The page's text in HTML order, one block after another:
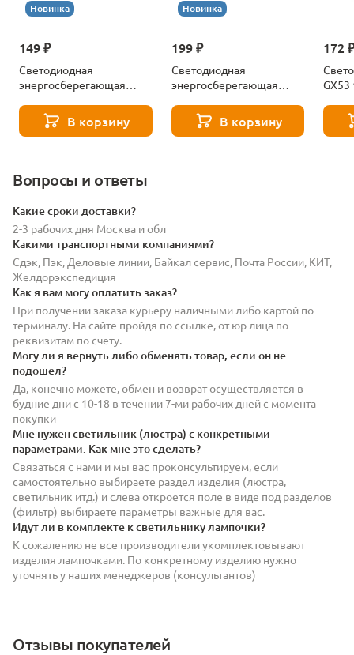
Новинка
149 ₽
Светодиодная
энергосберегающая
4000K Lightstar 943084-
XS
В корзину
Новинка
199 ₽
Светодиодная
энергосберегающая
4000K Lightstar 943124-
XS
В корзину
172
GX53
Вопросы и ответы
Какие сроки доставки?
2-3 рабочих дня Москва и обл
Какими транспортными компаниями?
Сдэк, Пэк, Деловые линии, Байкал сервис, Почта России, КИТ,
Желдорэкспедиция
Как я вам могу оплатить заказ?
При получении заказа курьеру наличными либо картой по
терминалу. На сайте пройдя по ссылке, от юр лица по
реквизитам по счету.
Могу ли я вернуть либо обменять товар, если он не
подошел?
Да, конечно можете, обмен и возврат осуществляется в
будние дни с 10-18 в течении 7-ми рабочих дней с момента
покупки
Мне нужен светильник (люстра) с конкретными
параметрами. Как мне это сделать?
Связаться с нами и мы вас проконсультируем, если
самостоятельно выбираете раздел изделия (люстра,
светильник итд.) и слева откроется поле в виде под разделов
(фильтр) выбираете параметры важные для вас.
Идут ли в комплекте к светильнику лампочки?
К сожалению не все производители укомплектовывают
изделия лампочками. По конкретному изделию нужно
уточнять у наших менеджеров (консультантов)
Отзывы покупателей